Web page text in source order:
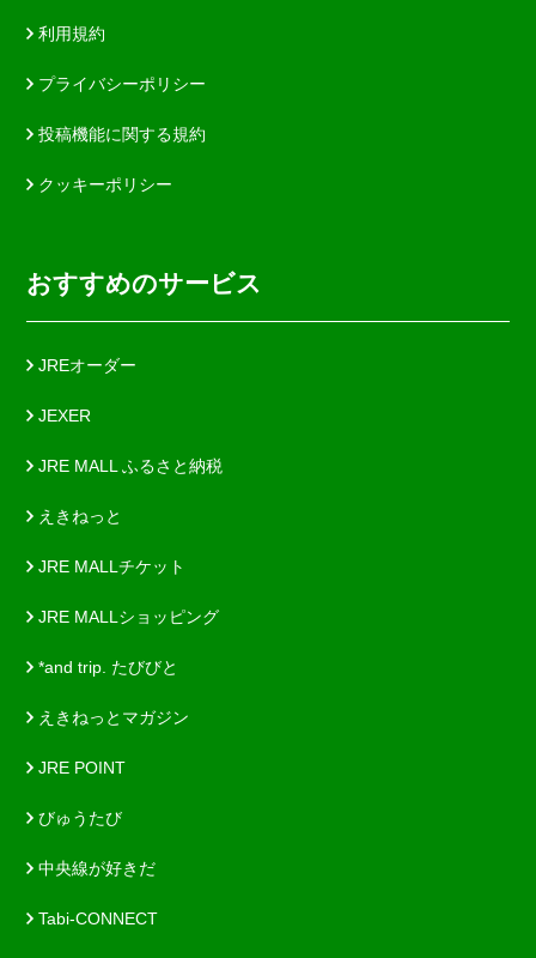
利用規約
プライバシーポリシー
投稿機能に関する規約
クッキーポリシー
おすすめのサービス
JREオーダー
JEXER
JRE MALL ふるさと納税
えきねっと
JRE MALLチケット
JRE MALLショッピング
*and trip. たびびと
えきねっとマガジン
JRE POINT
びゅうたび
中央線が好きだ
Tabi-CONNECT